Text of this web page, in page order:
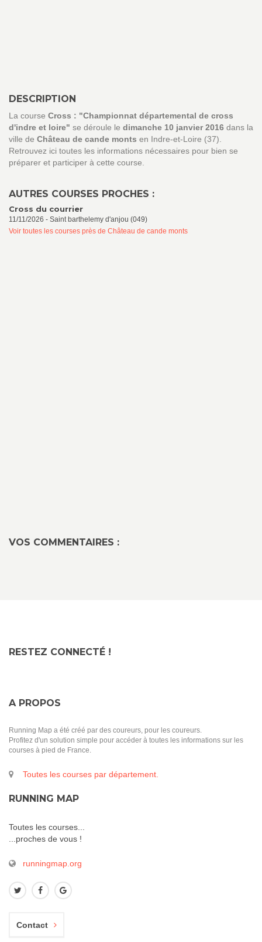
DESCRIPTION
La course Cross : "Championnat départemental de cross
d'indre et loire" se déroule le dimanche 10 janvier 2016 dans la
ville de Château de cande monts en Indre-et-Loire (37).
Retrouvez ici toutes les informations nécessaires pour bien se
préparer et participer à cette course.
AUTRES COURSES PROCHES :
Cross du courrier
11/11/2026 - Saint barthelemy d'anjou (049)
Voir toutes les courses près de Château de cande monts
VOS COMMENTAIRES :
RESTEZ CONNECTÉ !
A PROPOS
Running Map a été créé par des coureurs, pour les coureurs.
Profitez d'un solution simple pour accéder à toutes les informations sur les
courses à pied de France.
Toutes les courses par département.
RUNNING MAP
Toutes les courses...
...proches de vous !
runningmap.org
Contact